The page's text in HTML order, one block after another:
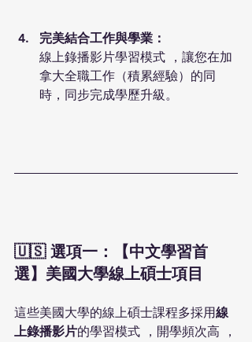
完美結合工作與學業：
線上錄播影片學習模式 ，讓您在加
拿大全職工作（積累經驗）的同
時，同步完成學歷升級。
🇺🇸 選項一：【中文學習首
選】美國大學線上碩士項目
這些美國大學的線上碩士課程多採用線
上錄播影片的學習模式 ，開學頻次高 ，